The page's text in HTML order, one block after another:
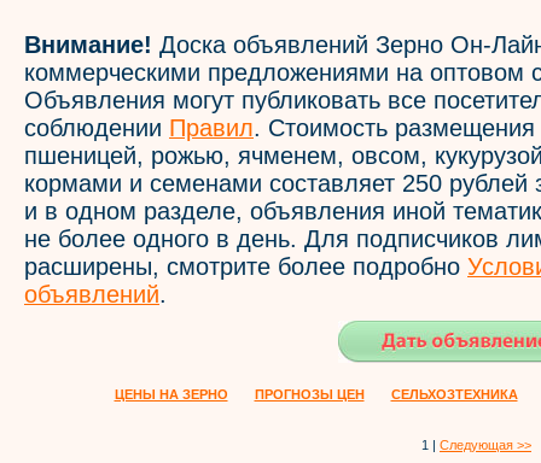
Внимание! Доска объявлений Зерно Он-
коммерческими предложениями на оптовом
Объявления могут публиковать все
соблюдении Правил. Стоимость
пшеницей, рожью, ячменем, овсом,
кормами и семенами составляет 250 рублей
и в одном разделе, объявления иной
не более одного в день. Для подписчиков
расширены, смотрите более подробно
объявлений.
ЦЕНЫ НА ЗЕРНО ПРОГНОЗЫ ЦЕН СЕЛЬХОЗТЕХНИКА
1 | Следующая >>